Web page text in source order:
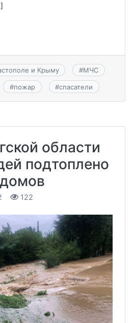
и Крыму #МЧС
#пожар #спасатели
области
подтоплено
122